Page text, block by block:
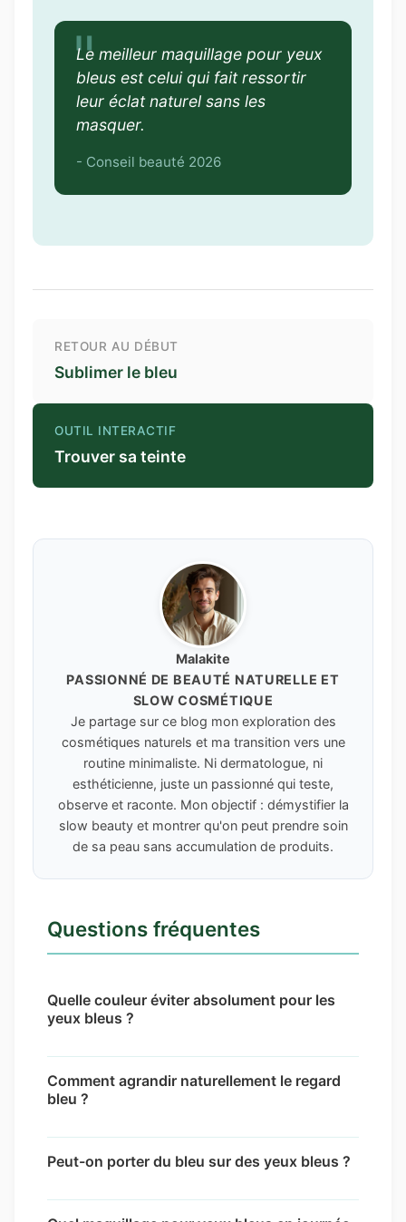
Le meilleur maquillage pour yeux
bleus est celui qui fait ressortir
leur éclat naturel sans les
masquer.
- Conseil beauté 2026
RETOUR AU DÉBUT
Sublimer le bleu
OUTIL INTERACTIF
Trouver sa teinte
Malakite
PASSIONNÉ DE BEAUTÉ NATURELLE ET
SLOW COSMÉTIQUE
Je partage sur ce blog mon exploration des
cosmétiques naturels et ma transition vers une
routine minimaliste. Ni dermatologue, ni
esthéticienne, juste un passionné qui teste,
observe et raconte. Mon objectif : démystifier la
slow beauty et montrer qu'on peut prendre soin
de sa peau sans accumulation de produits.
Questions fréquentes
Quelle couleur éviter absolument pour les
yeux bleus ?
gomment la couleur naturelle de l'iris. De
peuvent donner un air fatigué. Le noir dense
doit être dosé et toujours bien estompé.
Comment agrandir naturellement le regard
bleu ?
interne, utilisez un fard clair sur toute la
ras des cils. Brossez bien vos sourcils pour
Peut-on porter du bleu sur des yeux bleus ?